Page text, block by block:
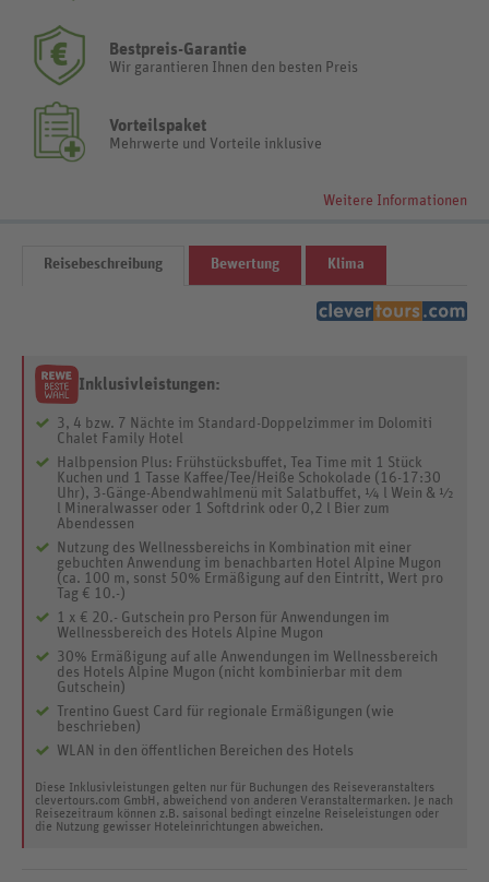
Bestpreis-Garantie
Wir garantieren Ihnen den besten Preis
Vorteilspaket
Mehrwerte und Vorteile inklusive
Weitere Informationen
Reisebeschreibung Bewertung Klima
Inklusivleistungen:
3, 4 bzw. 7 Nächte im Standard-Doppelzimmer im Dolomiti
Chalet Family Hotel
Halbpension Plus: Frühstücksbuffet, Tea Time mit 1 Stück
Kuchen und 1 Tasse Kaffee/Tee/Heiße Schokolade (16-17:30
Uhr), 3-Gänge-Abendwahlmenü mit Salatbuffet, ¼ l Wein & ½
l Mineralwasser oder 1 Softdrink oder 0,2 l Bier zum
Abendessen
Nutzung des Wellnessbereichs in Kombination mit einer
gebuchten Anwendung im benachbarten Hotel Alpine Mugon
(ca. 100 m, sonst 50% Ermäßigung auf den Eintritt, Wert pro
Tag € 10.-)
1 x € 20.- Gutschein pro Person für Anwendungen im
Wellnessbereich des Hotels Alpine Mugon
30% Ermäßigung auf alle Anwendungen im Wellnessbereich
des Hotels Alpine Mugon (nicht kombinierbar mit dem
Gutschein)
Trentino Guest Card für regionale Ermäßigungen (wie
beschrieben)
WLAN in den öffentlichen Bereichen des Hotels
Diese Inklusivleistungen gelten nur für Buchungen des Reiseveranstalters
clevertours.com GmbH, abweichend von anderen Veranstaltermarken. Je nach
Reisezeitraum können z.B. saisonal bedingt einzelne Reiseleistungen oder
die Nutzung gewisser Hoteleinrichtungen abweichen.